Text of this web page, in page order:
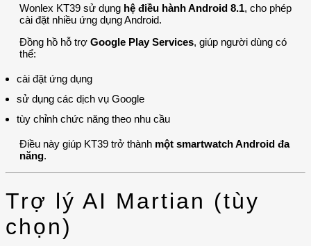
Wonlex KT39 sử dụng hệ điều hành Android 8.1, cho phép
cài đặt nhiều ứng dụng Android.
Đồng hồ hỗ trợ Google Play Services, giúp người dùng có
thể:
cài đặt ứng dụng
sử dụng các dịch vụ Google
tùy chỉnh chức năng theo nhu cầu
Điều này giúp KT39 trở thành một smartwatch Android đa
năng.
Trợ lý AI Martian (tùy
chọn)